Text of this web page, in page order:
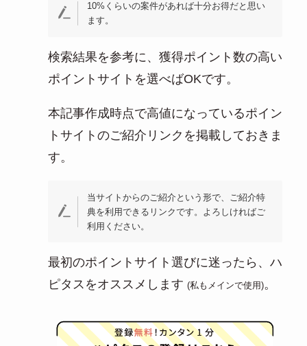
10%くらいの案件があれば十分お得だと思い
ます。
検索結果を参考に、獲得ポイント数の高い
ポイントサイトを選べばOKです。
本記事作成時点で高値になっているポイン
トサイトのご紹介リンクを掲載しておきま
す。
当サイトからのご紹介という形で、ご紹介特
典を利用できるリンクです。よろしければご
利用ください。
最初のポイントサイト選びに迷ったら、ハ
ピタスをオススメします (私もメインで使用)。